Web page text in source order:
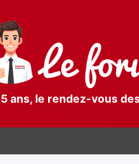
ans, le rendez-vous